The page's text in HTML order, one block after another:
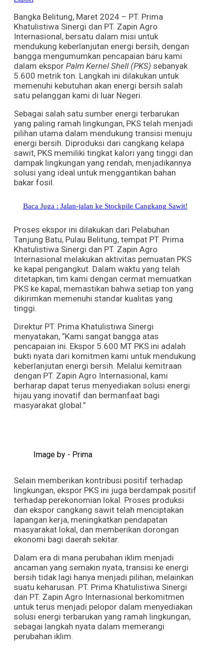
Bangka Belitung, Maret 2024 – PT. Prima
Khatulistiwa Sinergi dan PT. Zapin Agro
Internasional, bersatu dalam misi untuk
mendukung keberlanjutan energi bersih, dengan
bangga mengumumkan pencapaian baru kami
dalam ekspor Palm Kernel Shell (PKS) sebanyak
5.600 metrik ton. Langkah ini dilakukan untuk
memenuhi kebutuhan akan energi bersih salah
satu pelanggan kami di luar Negeri.
Sebagai salah satu sumber energi terbarukan
yang paling ramah lingkungan, PKS telah menjadi
pilihan utama dalam mendukung transisi menuju
energi bersih. Diproduksi dari cangkang kelapa
sawit, PKS memiliki tingkat kalori yang tinggi dan
dampak lingkungan yang rendah, menjadikannya
solusi yang ideal untuk menggantikan bahan
bakar fosil.
Baca Juga : Jalan-jalan ke Stockpile Cangkang Sawit!
Proses ekspor ini dilakukan dari Pelabuhan
Tanjung Batu, Pulau Belitung, tempat PT. Prima
Khatulistiwa Sinergi dan PT. Zapin Agro
Internasional melakukan aktivitas pemuatan PKS
ke kapal pengangkut. Dalam waktu yang telah
ditetapkan, tim kami dengan cermat memuatkan
PKS ke kapal, memastikan bahwa setiap ton yang
dikirimkan memenuhi standar kualitas yang
tinggi.
Direktur PT. Prima Khatulistiwa Sinergi
menyatakan, “Kami sangat bangga atas
pencapaian ini. Ekspor 5.600 MT PKS ini adalah
bukti nyata dari komitmen kami untuk mendukung
keberlanjutan energi bersih. Melalui kemitraan
dengan PT. Zapin Agro Internasional, kami
berharap dapat terus menyediakan solusi energi
hijau yang inovatif dan bermanfaat bagi
masyarakat global.”
Image by - Prima
Selain memberikan kontribusi positif terhadap
lingkungan, ekspor PKS ini juga berdampak positif
terhadap perekonomian lokal. Proses produksi
dan ekspor cangkang sawit telah menciptakan
lapangan kerja, meningkatkan pendapatan
masyarakat lokal, dan memberikan dorongan
ekonomi bagi daerah sekitar.
Dalam era di mana perubahan iklim menjadi
ancaman yang semakin nyata, transisi ke energi
bersih tidak lagi hanya menjadi pilihan, melainkan
suatu keharusan. PT. Prima Khatulistiwa Sinergi
dan PT. Zapin Agro Internasional berkomitmen
untuk terus menjadi pelopor dalam menyediakan
solusi energi terbarukan yang ramah lingkungan,
sebagai langkah nyata dalam memerangi
perubahan iklim.